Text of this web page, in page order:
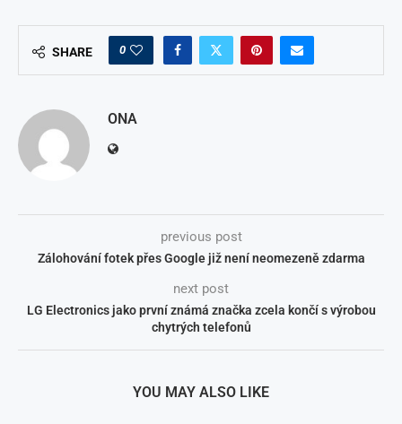
SHARE 0
ONA
previous post
Zálohování fotek přes Google již není neomezeně zdarma
next post
LG Electronics jako první známá značka zcela končí s výrobou
chytrých telefonů
YOU MAY ALSO LIKE